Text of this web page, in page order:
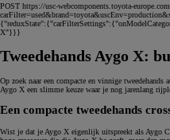
POST https://usc-webcomponents.toyota-
X"}}}
Tweedehands Aygo X:
Op zoek naar een compacte en vinnige tweedehands
Aygo X een slimme keuze waar je nog jarenlang
Een compacte tweedehands
Wist je dat je Aygo X eigenlijk uitspreekt als Aygo